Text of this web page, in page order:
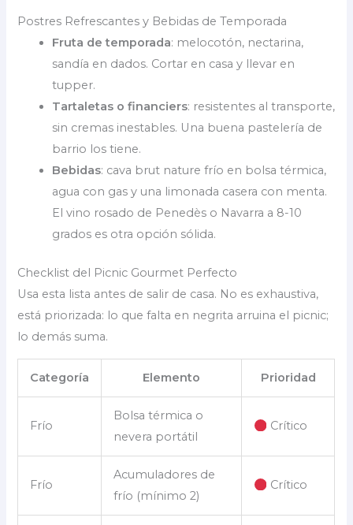
Postres Refrescantes y Bebidas de Temporada
Fruta de temporada: melocotón, nectarina,
sandía en dados. Cortar en casa y llevar en
tupper.
Tartaletas o financiers: resistentes al transporte,
sin cremas inestables. Una buena pastelería de
barrio los tiene.
Bebidas: cava brut nature frío en bolsa térmica,
agua con gas y una limonada casera con menta.
El vino rosado de Penedès o Navarra a 8-10
grados es otra opción sólida.
Checklist del Picnic Gourmet Perfecto
Usa esta lista antes de salir de casa. No es exhaustiva,
está priorizada: lo que falta en negrita arruina el picnic;
lo demás suma.
Categoría Elemento Prioridad
Frío
Bolsa térmica o
nevera portátil
Crítico
Frío
Acumuladores de
frío (mínimo 2)
Crítico